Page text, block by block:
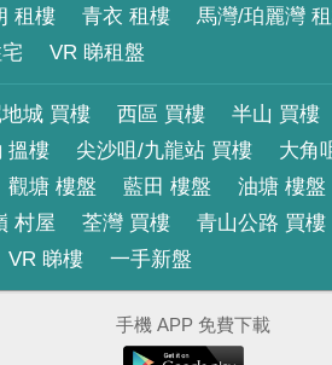
租樓 青衣 租樓 馬灣/珀麗灣
VR 睇租盤
城 買樓 西區 買樓 半山 買樓
搵樓 尖沙咀/九龍站 買樓 大角
觀塘 樓盤 藍田 樓盤 油塘 樓盤
村屋 荃灣 買樓 青山公路 買樓
VR 睇樓 一手新盤
手機 APP 免費下載